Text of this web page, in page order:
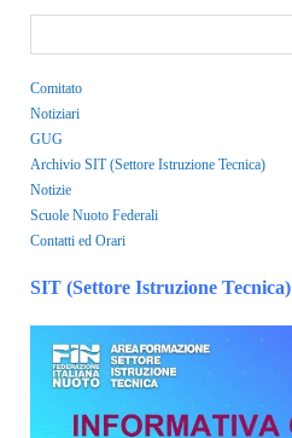
Comitato
Notiziari
GUG
Archivio SIT (Settore Istruzione Tecnica)
Notizie
Scuole Nuoto Federali
Contatti ed Orari
SIT (Settore Istruzione Tecnica)